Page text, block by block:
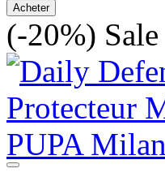
Acheter
(-20%) Sale